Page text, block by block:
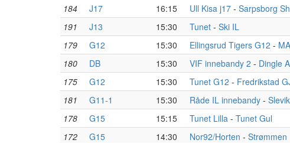
184
J17 16:15 Ull Kisa j17 - Sarpsborg
191
J13 15:30 Tunet - Ski IL
179
G12 15:30 Ellingsrud Tigers G12 -
180
DB 15:30 VIF innebandy 2 - Dingle
175
G12 15:30 Tunet G12 - Fredrikstad
181
G11-1 15:30 Råde IL innebandy -
178
G15 15:15 Tunet Lilla - Tunet Gul
172
G15 14:30 Nor92/Horten - Strømmen